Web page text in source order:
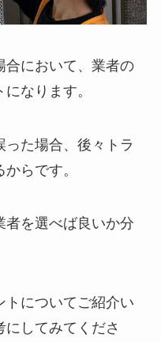
合において、業者の
なります。
た場合、後々トラ
らです。
者を選べば良いか分
トについてご紹介い
してみてくださ